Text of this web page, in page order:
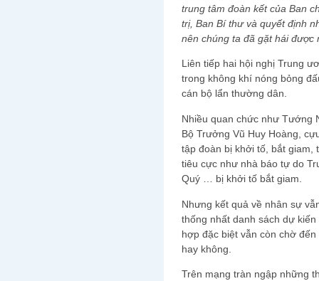
trung tâm đoàn kết của Ban
trị, Ban Bí thư và quyết định
nên chúng ta đã gặt hái được
Liên tiếp hai hội nghị Trung
trong không khí nóng bỏng
cán bộ lẩn thường dân.
Nhiều quan chức như Tướng
Bộ Trưởng Vũ Huy Hoàng,
tập đoàn bị khởi tố, bắt giam,
tiêu cực như nhà báo tự do
Quý … bị khởi tố bắt giam.
Nhưng kết quả về nhân sự
thống nhất danh sách dự
hợp đặc biệt vẫn còn chờ
hay không.
Trên mạng tràn ngập những